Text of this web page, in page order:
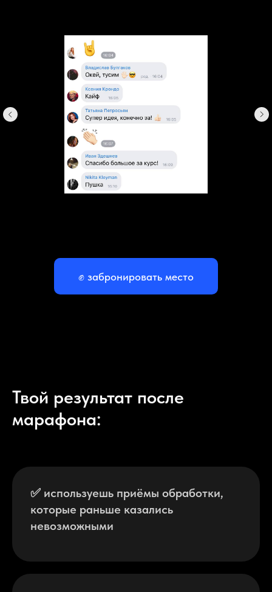
✊ забронировать место
Твой результат поcле
марафона:
✅ используешь приёмы обработки,
которые раньше казались
невозможными